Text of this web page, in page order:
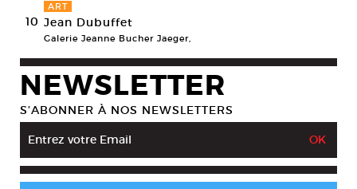
10
ART
Jean Dubuffet
Galerie Jeanne Bucher Jaeger,
NEWSLETTER
S’ABONNER À NOS NEWSLETTERS